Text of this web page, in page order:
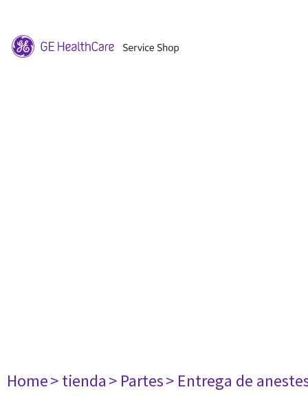
Home> tienda> Partes> Entrega de